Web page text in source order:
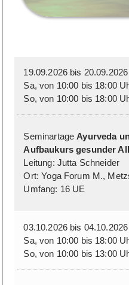
19.09.2026 bis 20.09.2026
Sa, von 10:00 bis 18:00
So, von 10:00 bis 18:00
SeminartageAyurveda
Aufbaukurs gesunder
Leitung: Jutta Schneider
Ort: Yoga Forum M.,
Umfang: 16 UE
03.10.2026 bis 04.10.2026
Sa, von 10:00 bis 18:00
So, von 10:00 bis 13:00